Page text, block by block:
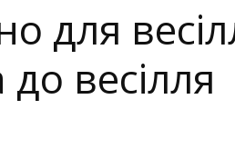
для
весілля